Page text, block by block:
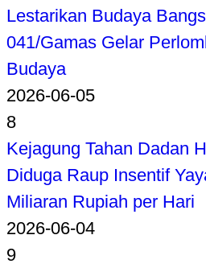
Lestarikan Budaya
041/Gamas Gelar
Budaya
2026-06-05
8
Kejagung Tahan Dadan
Diduga Raup Insentif
Miliaran Rupiah per Hari
2026-06-04
9